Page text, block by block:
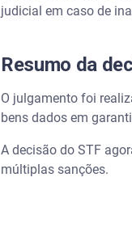
judicial em caso de
Resumo da
O julgamento foi
bens dados em
A decisão do STF
múltiplas sanções.